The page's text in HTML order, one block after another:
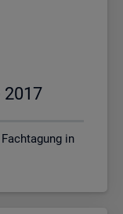
in